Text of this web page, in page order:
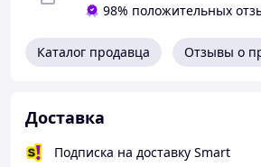
98% положительных
Каталог продавца Отзывы о
Доставка
Подписка на доставку Smart